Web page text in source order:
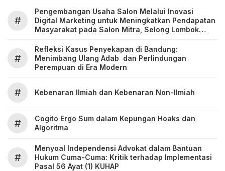
#
Pengembangan Usaha Salon Melalui Inovasi
Digital Marketing untuk Meningkatkan Pendapatan
Masyarakat pada Salon Mitra, Selong Lombok
#
Refleksi Kasus Penyekapan di Bandung:
Menimbang Ulang Adab dan Perlindungan
Perempuan di Era Modern
# Kebenaran Ilmiah dan Kebenaran Non-Ilmiah
#
Cogito Ergo Sum dalam Kepungan Hoaks dan
Algoritma
#
Menyoal Independensi Advokat dalam Bantuan
Hukum Cuma-Cuma: Kritik terhadap Implementasi
Pasal 56 Ayat (1) KUHAP